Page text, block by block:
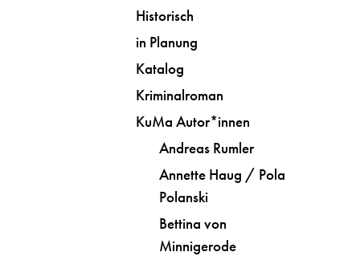
Historisch
in Planung
Katalog
Kriminalroman
KuMa Autor*innen
Andreas Rumler
Annette Haug / Pola
Polanski
Bettina von
Minnigerode